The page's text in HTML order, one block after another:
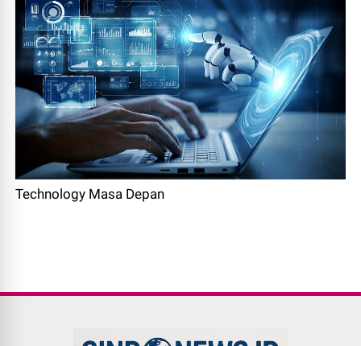
Technology Masa Depan